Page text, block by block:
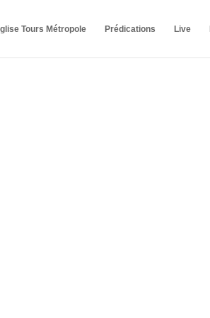
Prédications Live